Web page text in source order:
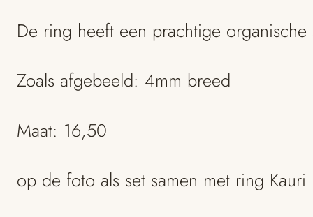
De ring heeft een prachtige
Zoals afgebeeld: 4mm breed
Maat: 16,50
op de foto als set samen met ring Kauri